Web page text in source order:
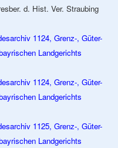
d. Hist. Ver. Straubing
1124, Grenz-, Güter-
Landgerichts
1124, Grenz-, Güter-
Landgerichts
1125, Grenz-, Güter-
Landgerichts